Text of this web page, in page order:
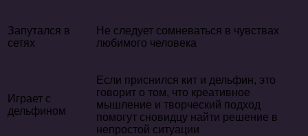
Запутался в
сетях
Не следует сомневаться в чувствах
любимого человека
Играет с
дельфином
Если приснился кит и дельфин, это
говорит о том, что креативное
мышление и творческий подход
помогут сновидцу найти решение в
непростой ситуации